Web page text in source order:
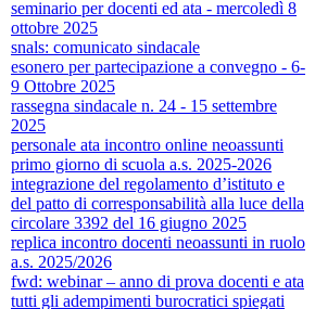
seminario per docenti ed ata - mercoledì 8
ottobre 2025
snals: comunicato sindacale
esonero per partecipazione a convegno - 6-
9 Ottobre 2025
rassegna sindacale n. 24 - 15 settembre
2025
personale ata incontro online neoassunti
primo giorno di scuola a.s. 2025-2026
integrazione del regolamento d’istituto e
del patto di corresponsabilità alla luce della
circolare 3392 del 16 giugno 2025
replica incontro docenti neoassunti in ruolo
a.s. 2025/2026
fwd: webinar – anno di prova docenti e ata
tutti gli adempimenti burocratici spiegati